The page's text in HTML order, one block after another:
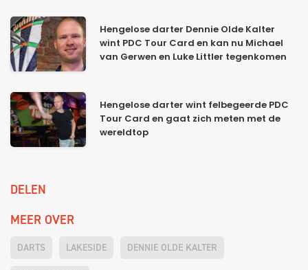
Hengelose darter Dennie Olde Kalter
wint PDC Tour Card en kan nu Michael
van Gerwen en Luke Littler tegenkomen
Hengelose darter wint felbegeerde PDC
Tour Card en gaat zich meten met de
wereldtop
DELEN
MEER OVER
DARTS LAKESIDE DENNIE OLDE KALTER